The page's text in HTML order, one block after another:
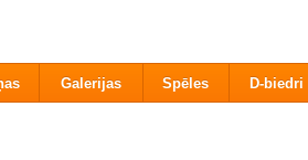
Galerijas Spēles D-biedri